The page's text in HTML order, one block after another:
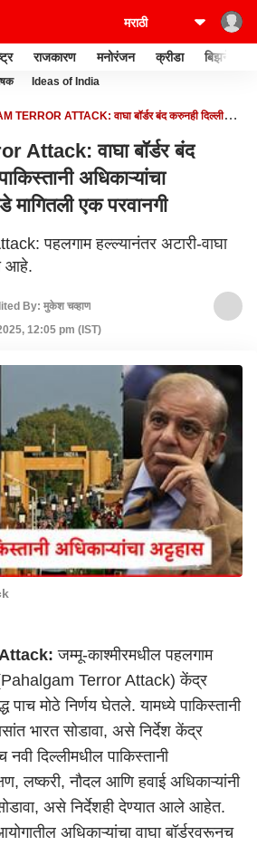
राजकारण मनोरंजन क्रीडा बिझनेस
Ideas of India
TERROR ATTACK: वाघा बॉर्डर बंद करुनही दिल्लीतील
Attack: वाघा बॉर्डर बंद
अधिकाऱ्यांचा
एक परवानगी
पहलगाम हल्ल्यानंतर अटारी-वाघा
आहे.
By: मुकेश चव्हाण
12:05 pm (IST)
जम्मू-काश्मीरमधील पहलगाम
(Pahalgam Terror Attack) केंद्र
पाच मोठे निर्णय घेतले. यामध्ये पाकिस्तानी
भारत सोडावा, असे निर्देश केंद्र
नवी दिल्लीमधील पाकिस्तानी
लष्करी, नौदल आणि हवाई अधिकाऱ्यांनी
असे निर्देशही देण्यात आले आहेत.
अधिकाऱ्यांचा वाघा बॉर्डरवरूनच